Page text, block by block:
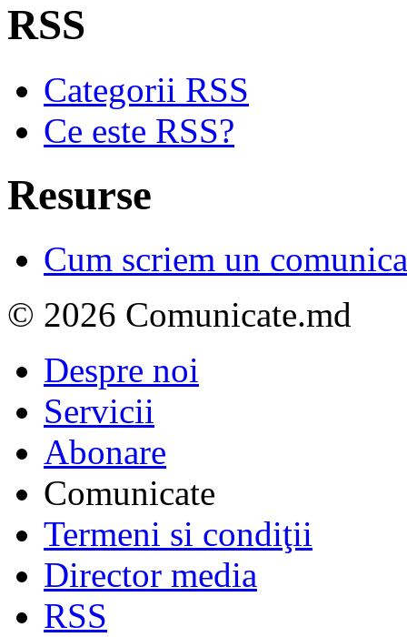
RSS
Categorii RSS
Ce este RSS?
Resurse
Cum scriem un
© 2026 Comunicate.md
Despre noi
Servicii
Abonare
Comunicate
Termeni si condiţii
Director media
RSS